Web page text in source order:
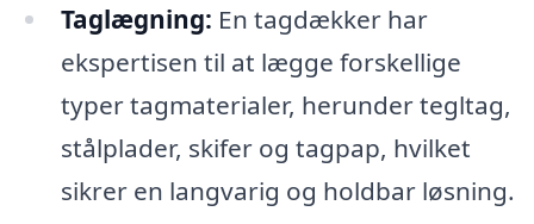
Taglægning: En tagdækker har
ekspertisen til at lægge forskellige
typer tagmaterialer, herunder tegltag,
stålplader, skifer og tagpap, hvilket
sikrer en langvarig og holdbar løsning.